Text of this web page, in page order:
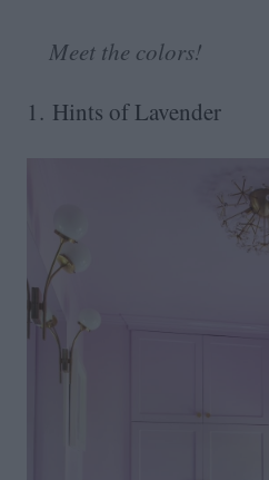
Meet the colors!
1. Hints of Lavender